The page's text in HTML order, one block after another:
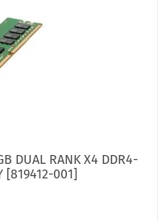
DUAL RANK X4 DDR4-
[819412-001]